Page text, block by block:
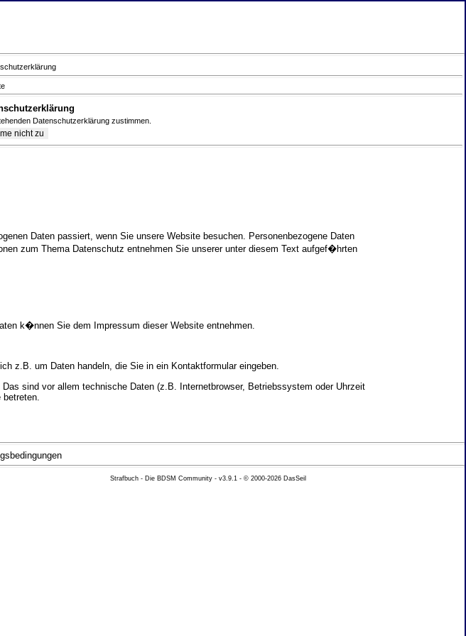
Datenschutzerklärung zustimmen.
Daten passiert, wenn Sie unsere Website besuchen. Personenbezogene Daten
zum Thema Datenschutz entnehmen Sie unserer unter diesem Text aufgef�hrten
k�nnen Sie dem Impressum dieser Website entnehmen.
z.B. um Daten handeln, die Sie in ein Kontaktformular eingeben.
sind vor allem technische Daten (z.B. Internetbrowser, Betriebssystem oder Uhrzeit
Andere Daten k�nnen zur Analyse Ihres Nutzerverhaltens verwendet werden.
gespeicherten personenbezogenen Daten zu erhalten. Sie haben au�erdem ein
Strafbuch - Die BDSM Community - v3.9.1 - © 2000-2026 DasSeil